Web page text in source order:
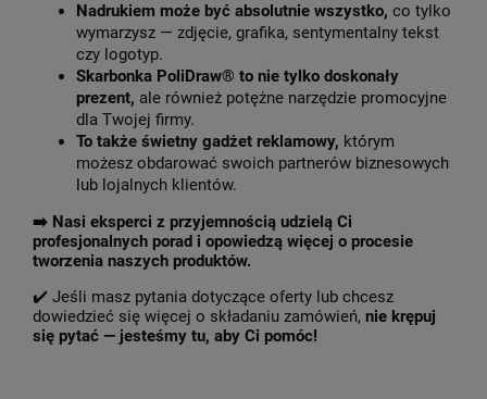
Nadrukiem może być absolutnie wszystko, co tylko
wymarzysz — zdjęcie, grafika, sentymentalny tekst
czy logotyp.
Skarbonka PoliDraw® to nie tylko doskonały
prezent, ale również potężne narzędzie promocyjne
dla Twojej firmy.
To także świetny gadżet reklamowy, którym
możesz obdarować swoich partnerów biznesowych
lub lojalnych klientów.
➡️ Nasi eksperci z przyjemnością udzielą Ci
profesjonalnych porad i opowiedzą więcej o procesie
tworzenia naszych produktów.
✔️ Jeśli masz pytania dotyczące oferty lub chcesz
dowiedzieć się więcej o składaniu zamówień, nie krępuj
się pytać — jesteśmy tu, aby Ci pomóc!